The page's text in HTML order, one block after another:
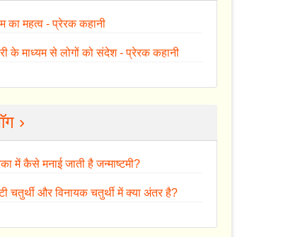
का महत्व - प्रेरक कहानी
के माध्यम से लोगों को संदेश - प्रेरक कहानी
›
में कैसे मनाई जाती है जन्माष्टमी?
चतुर्थी और विनायक चतुर्थी में क्या अंतर है?